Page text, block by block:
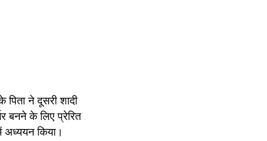
ने दूसरी शादी
बनने के लिए प्रेरित
अध्ययन किया।